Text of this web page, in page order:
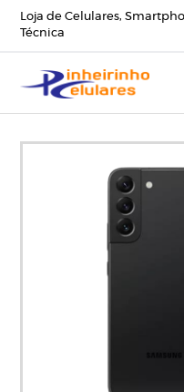
Loja de Celulares,
Técnica